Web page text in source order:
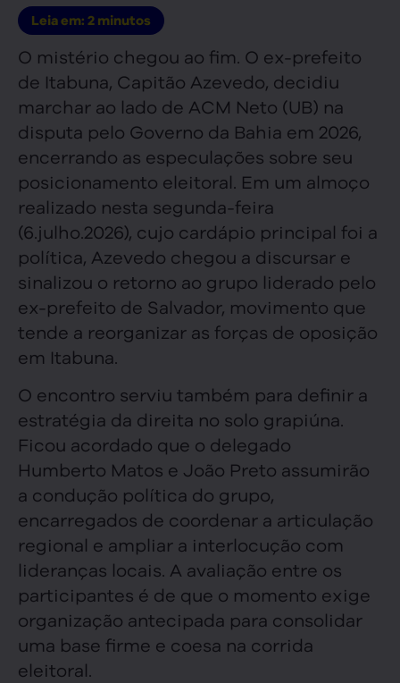
Leia em: 2 minutos
O mistério chegou ao fim. O ex-prefeito
de Itabuna, Capitão Azevedo, decidiu
marchar ao lado de ACM Neto (UB) na
disputa pelo Governo da Bahia em 2026,
encerrando as especulações sobre seu
posicionamento eleitoral. Em um almoço
realizado nesta segunda-feira
(6.julho.2026), cujo cardápio principal foi a
política, Azevedo chegou a discursar e
sinalizou o retorno ao grupo liderado pelo
ex-prefeito de Salvador, movimento que
tende a reorganizar as forças de oposição
em Itabuna.
O encontro serviu também para definir a
estratégia da direita no solo grapiúna.
Ficou acordado que o delegado
Humberto Matos e João Preto assumirão
a condução política do grupo,
encarregados de coordenar a articulação
regional e ampliar a interlocução com
lideranças locais. A avaliação entre os
participantes é de que o momento exige
organização antecipada para consolidar
uma base firme e coesa na corrida
eleitoral.